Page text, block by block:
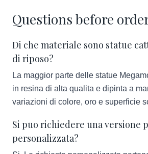
Questions before
Di che materiale sono statue
di riposo?
La maggior parte delle statue
in resina di alta qualita e dipinta a
variazioni di colore, oro e superficie
Si puo richiedere una versione
personalizzata?